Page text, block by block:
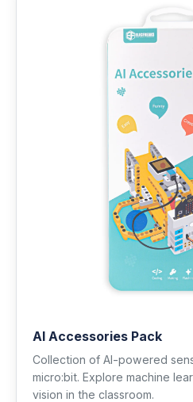
AI Accessories Pack
Collection of AI-powered
micro:bit. Explore machine
vision in the classroom.